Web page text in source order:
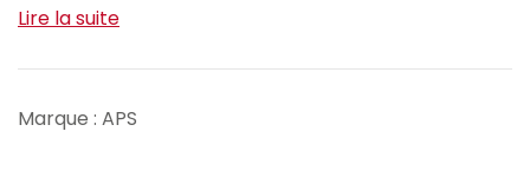
Lire la suite
Marque : APS